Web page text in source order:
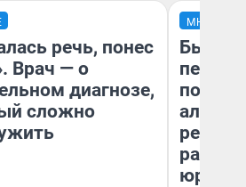
речь, понес
Врач — о
диагнозе,
сложно
МНЕНИЕ
Был
разбор
юриста